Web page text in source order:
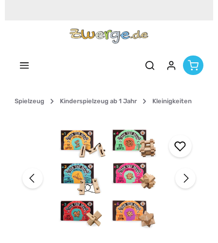
Spielzeug Kinderspielzeug ab 1 Jahr Kleinigkeiten
Bildergalerie überspringen